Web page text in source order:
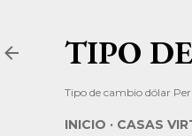
TIPO
Tipo de cambio dólar
INICIO CASAS